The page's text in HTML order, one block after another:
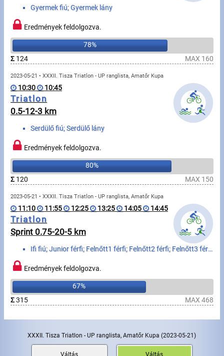
Gyermek fiú; Gyermek lány
Eredmények feldolgozva.
78%
Σ 124 MAX 160
2023-05-21 • XXXII. Tisza Triatlon - UP ranglista, Amatőr Kupa
10:30 10:45
Triatlon
0.5-12-3 km
Serdülő fiú; Serdülő lány
Eredmények feldolgozva.
80%
Σ 120 MAX 150
2023-05-21 • XXXII. Tisza Triatlon - UP ranglista, Amatőr Kupa
11:10 11:55 12:25 13:25 14:05 14:45
Triatlon
Sprint 0.75-20-5 km
Ifi fiú; Junior férfi; Felnőtt1 férfi; Felnőtt2 férfi; Felnőtt3 férfi; Felnőtt4 férfi; Szenior1 férf...
Eredmények feldolgozva.
67%
Σ315 MAX 468
XXXII. Tisza Triatlon - UP ranglista, Amatőr Kupa(2023-05-21)
Váltás Váltás